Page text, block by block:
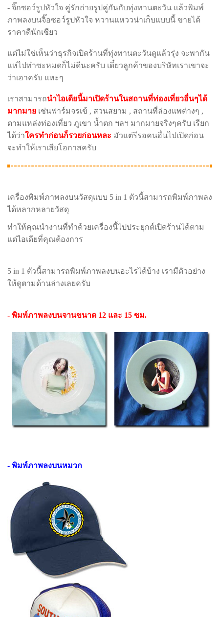
- จิ๊กซอว์รูปหัวใจ คู่รักถ่ายรูปคู่กันกับทุ่งทานตะวัน แล้วพิมพ์
ภาพลงบนจิ๊อซอว์รูปหัวใจ หวานแหววน่าเก็บแบบนี้ ขายได้
ราคาดีนักเชียว
แต่ไม่ใช่เห็นว่าธุรกิจเปิดร้านที่ทุ่งทานตะวันดูแล้วรุ่ง จะพากัน
แห่ไปทำซะหมดก็ไม่ดีนะครับ เดี๋ยวลูกค้าของบริษัทเราเขาจะ
ว่าเอาครับ แหะๆ
เราสามารถนำไอเดียนี้มาเปิดร้านในสถานที่ท่องเที่ยวอื่นๆได้
มากมายเช่นฟาร์มจรเข้ , สวนสยาม , สถานที่ล่องแพต่างๆ ,
ตามแหล่งท่องเที่ยว ภูเขา น้ำตก ฯลฯ มากมายจริงๆครับ เรียก
ได้ว่าใครทำก่อนก็รวยก่อนหละ มัวแต่รีรอคนอื่นไปเปิดก่อน
จะทำให้เราเสียโอกาสครับ
เครื่องพิมพ์ภาพลงบนวัสดุแบบ 5 in 1 ตัวนี้สามารถพิมพ์ภาพลง
ได้หลากหลายวัสดุ
ทำให้คุณนำงานที่ทำด้วยเครื่องนี้ไปประยุกต์เปิดร้านได้ตาม
แต่ไอเดียที่คุณต้องการ
5 in 1 ตัวนี้สามารถพิมพ์ภาพลงบนอะไรได้บ้าง เรามีตัวอย่าง
ให้ดูตามด้านล่างเลยครับ
- พิมพ์ภาพลงบนจานขนาด 12 และ 15 ซม.
- พิมพ์ภาพลงบนหมวก